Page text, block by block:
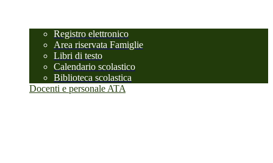
Registro elettronico
Area riservata Famiglie
Libri di testo
Calendario scolastico
Biblioteca scolastica
Docenti e personale ATA